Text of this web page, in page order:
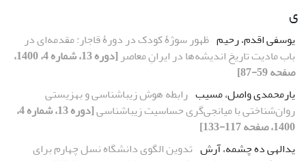
ی
یوسفی اقدم، رحیم ظهور سوژۀ کودک در دورۀ قاجار: مقدمه‌ای در
باب مادیت تاریخ اندیشه‌ها در ایرانِ معاصر
[دوره 13، شماره 4، 1400،
صفحه 59-87]
یارمحمدی واصل، مسیب رابطه هوش زیباشناسی و بهزیستی
روان‌شناختی با میانجی‌گری حساسیت زیباشناسی
[دوره 13، شماره 4،
1400، صفحه 117-133]
یدالهی ده چشمه، آرش تدوین الگوی دانشگاه نسل چهارم برای